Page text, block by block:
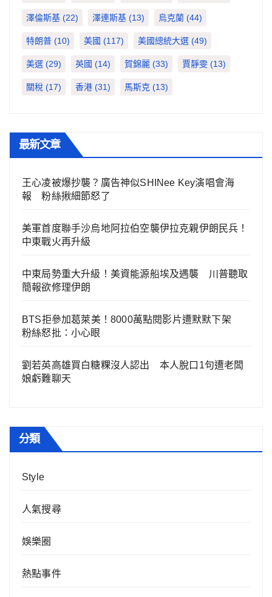
澤倫斯基 (22) 澤連斯基 (13) 烏克蘭 (44)
特朗普 (10) 美國 (117) 美國總統大選 (49)
美選 (29) 英國 (14) 賀錦麗 (33) 賈靜雯 (13)
關稅 (17) 香港 (31) 馬斯克 (13)
最新文章
王心凌被爆抄襲？廣告神似SHINee Key演唱會海
報 粉絲揪細節怒了
美軍首度聯手沙烏地阿拉伯空襲伊拉克親伊朗民兵！
中東戰火再升級
中東局勢重大升級！美資能源船埃及遇襲 川普聽取
簡報欲修理伊朗
BTS拒參加葛萊美！8000萬點閱影片遭默默下架
粉絲怒批：小心眼
劉若英高雄買白糖粿沒人認出 本人脫口1句遭老闆
娘虧難聊天
分類
Style
人氣搜尋
娛樂圈
熱點事件